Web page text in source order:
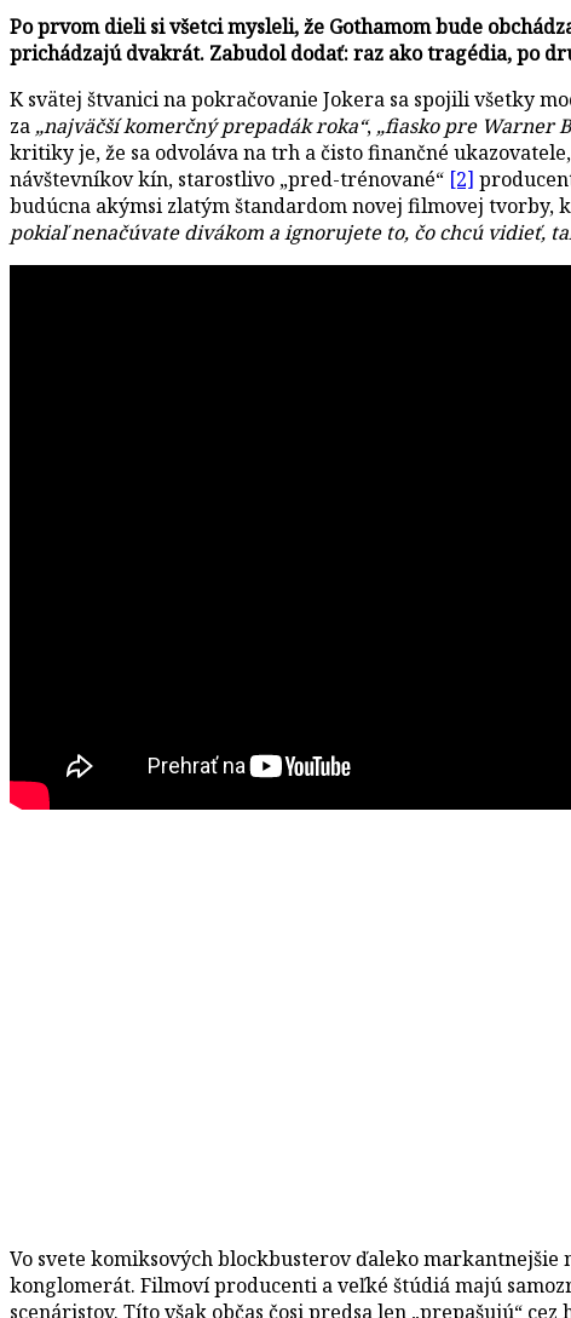
Po prvom dieli si všetci mysleli, že Gothamom bude
prichádzajú dvakrát. Zabudol dodať: raz ako tragédia, po
K svätej štvanici na pokračovanie Jokera sa spojili všetky
za „najväčší komerčný prepadák roka“, „fiasko pre Warner
kritiky je, že sa odvoláva na trh a čisto finančné
návštevníkov kín, starostlivo „pred-trénované“ [2]
budúcna akýmsi zlatým štandardom novej filmovej tvorby,
pokiaľ nenačúvate divákom a ignorujete to, čo chcú vidieť,
Vo svete komiksových blockbusterov ďaleko
konglomerát. Filmoví producenti a veľké štúdiá majú
scenáristov. Títo však občas čosi predsa len „prepašujú“